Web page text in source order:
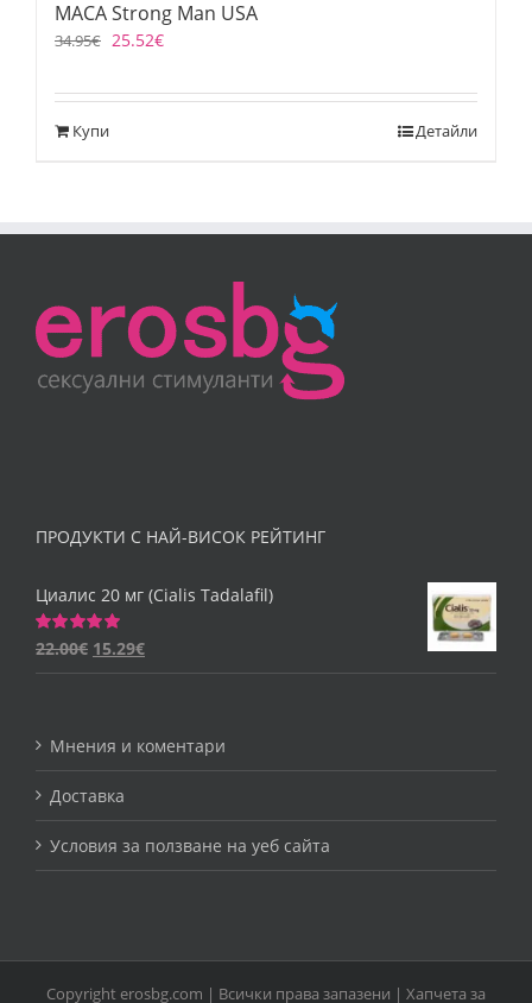
MACA Strong Man USA
34.95€ 25.52€
Купи Детайли
ПРОДУКТИ С НАЙ-ВИСОК РЕЙТИНГ
Циалис 20 мг (Cialis Tadalafil)
Оценено
от 5
22.00€ 15.29€
Мнения и коментари
Доставка
Условия за ползване на уеб сайта
Copyright erosbg.com | Всички права запазени | Хапчета за